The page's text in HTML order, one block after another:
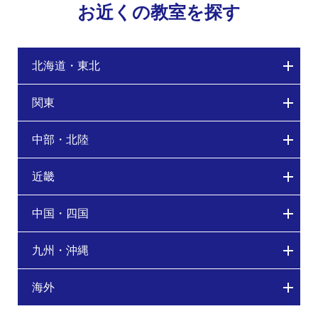
お近くの教室を探す
北海道・東北
関東
中部・北陸
近畿
中国・四国
九州・沖縄
海外